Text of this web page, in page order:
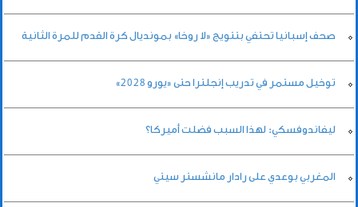
صحف إسبانيا تحتفي بتتويج «لا روخا» بمونديال كرة القدم للمرة الثانية
توخيل مستمر في تدريب إنجلترا حتى «يورو 2028»
ليفاندوفسكي: لهذا السبب فضلت أميركا؟
المغربي بوعدي على رادار مانشستر سيتي